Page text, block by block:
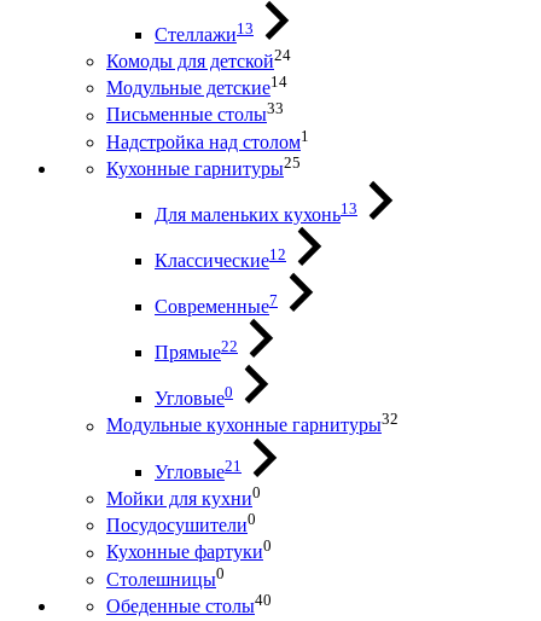
Стеллажи13
Комоды для детской24
Модульные детские14
Письменные столы33
Надстройка над столом1
Кухонные гарнитуры25
Для маленьких кухонь13
Классические12
Современные7
Прямые22
Угловые0
Модульные кухонные гарнитуры32
Угловые21
Мойки для кухни0
Посудосушители0
Кухонные фартуки0
Столешницы0
Обеденные столы40